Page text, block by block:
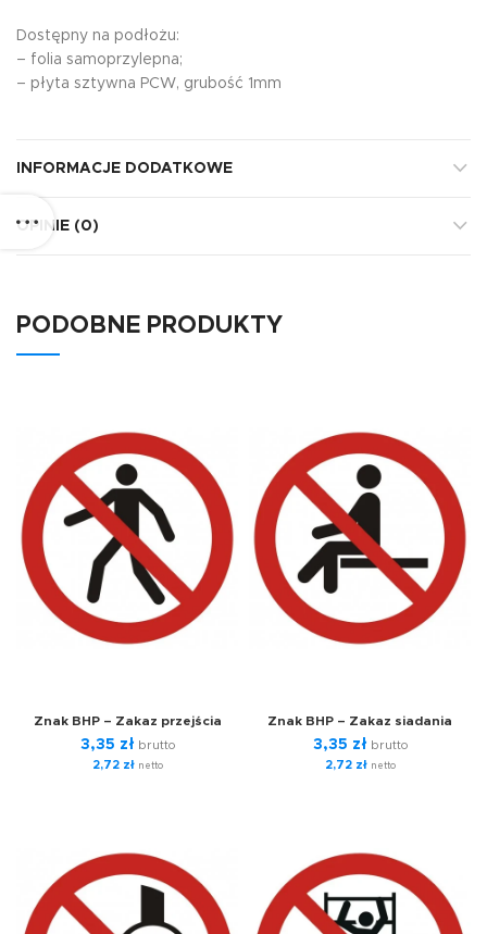
Dostępny na podłożu:
– folia samoprzylepna;
– płyta sztywna PCW, grubość 1mm
INFORMACJE DODATKOWE
OPINIE (0)
PODOBNE PRODUKTY
Znak BHP – Zakaz przejścia
3,35 zł brutto
2,72 złnetto
Znak BHP – Zakaz siadania
3,35 zł brutto
2,72 złnetto